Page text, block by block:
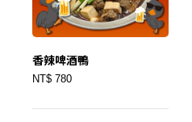
香辣啤酒鴨
NT$ 780